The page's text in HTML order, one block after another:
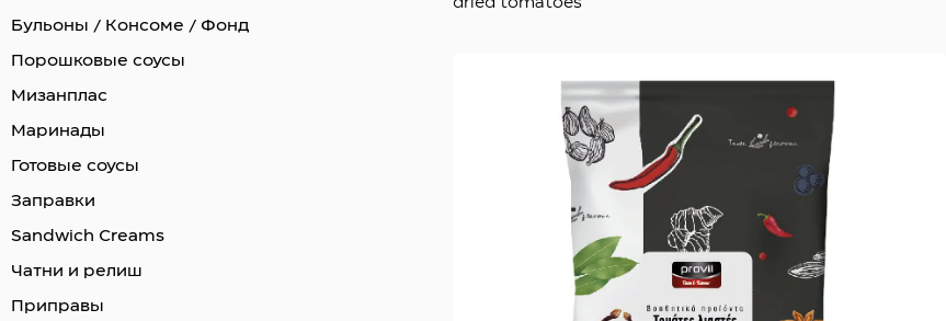
Бульоны / Консоме / Фонд
Порошковые соусы
Мизанплас
Маринады
Готовые соусы
Заправки
Sandwich Creams
Чатни и релиш
Приправы
dried tomatoes